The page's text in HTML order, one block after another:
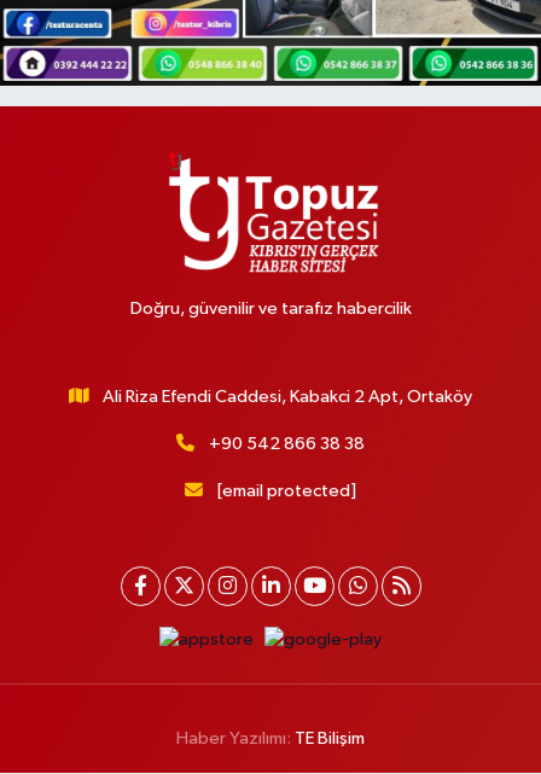
Doğru, güvenilir ve tarafız habercilik
Ali Riza Efendi Caddesi, Kabakci 2 Apt, Ortaköy
+90 542 866 38 38
[email protected]
Haber Yazılımı: TE Bilişim